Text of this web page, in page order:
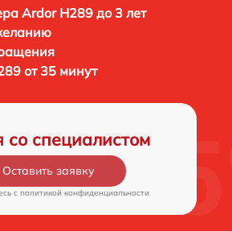
Ardor H289 до 3 лет
от 35 минут
со специалистом
Оставить заявку
c политикой конфиденциальности